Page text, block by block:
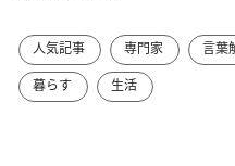
人気記事 専門家 言葉
暮らす
生活